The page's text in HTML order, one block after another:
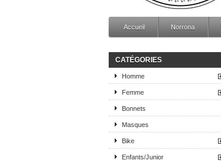
Accueil Norrona
CATÉGORIES
Homme
Femme
Bonnets
Masques
Bike
Enfants/Junior